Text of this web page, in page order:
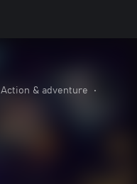
Action & adventure
•